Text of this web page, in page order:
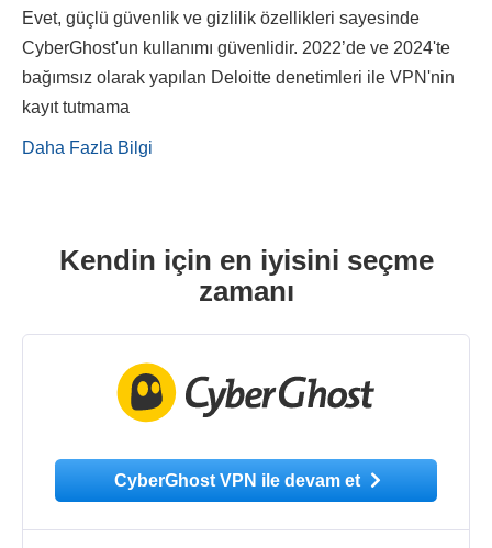
Evet, güçlü güvenlik ve gizlilik özellikleri sayesinde
CyberGhost'un kullanımı güvenlidir. 2022’de ve 2024'te
bağımsız olarak yapılan Deloitte denetimleri ile VPN'nin
kayıt tutmama
Daha Fazla Bilgi
Kendin için en iyisini seçme
zamanı
CyberGhost VPN ile devam et